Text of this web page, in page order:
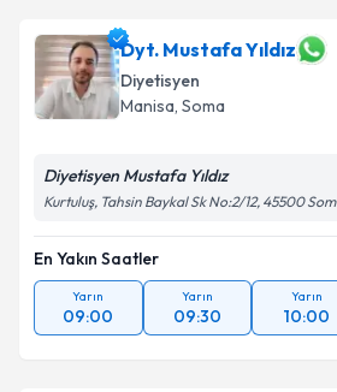
Dyt. Mustafa Yıldız
Diyetisyen
Manisa, Soma
Diyetisyen Mustafa Yıldız
Kurtuluş, Tahsin Baykal Sk No:2/12, 45500
En Yakın Saatler
Yarın
09:00
Yarın
09:30
Yarın
10:00